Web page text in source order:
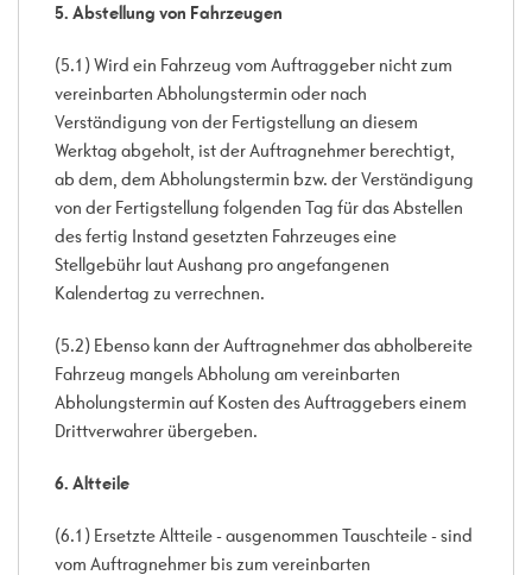
5. Abstellung von Fahrzeugen
(5.1) Wird ein Fahrzeug vom Auftraggeber nicht zum
vereinbarten Abholungstermin oder nach
Verständigung von der Fertigstellung an diesem
Werktag abgeholt, ist der Auftragnehmer berechtigt,
ab dem, dem Abholungstermin bzw. der Verständigung
von der Fertigstellung folgenden Tag für das Abstellen
des fertig Instand gesetzten Fahrzeuges eine
Stellgebühr laut Aushang pro angefangenen
Kalendertag zu verrechnen.
(5.2) Ebenso kann der Auftragnehmer das abholbereite
Fahrzeug mangels Abholung am vereinbarten
Abholungstermin auf Kosten des Auftraggebers einem
Drittverwahrer übergeben.
6. Altteile
(6.1) Ersetzte Altteile - ausgenommen Tauschteile - sind
vom Auftragnehmer bis zum vereinbarten